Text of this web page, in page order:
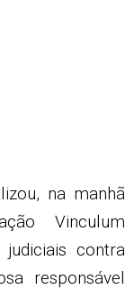
na manhã
Vinculum
contra
responsável